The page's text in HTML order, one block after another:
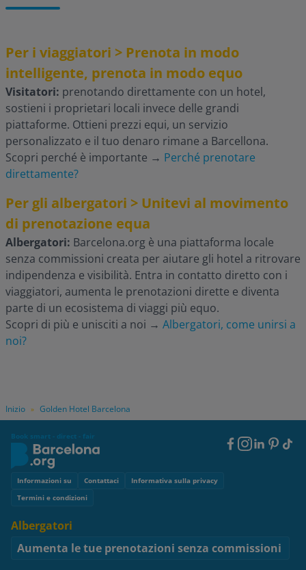
Inizio » Golden Hotel Barcelona
Per i viaggiatori > Prenota in modo
intelligente, prenota in modo equo
Visitatori: prenotando direttamente con un hotel,
sostieni i proprietari locali invece delle grandi
piattaforme. Ottieni prezzi equi, un servizio
personalizzato e il tuo denaro rimane a Barcellona.
Scopri perché è importante → Perché prenotare
direttamente?
Per gli albergatori > Unitevi al movimento
di prenotazione equa
Albergatori: Barcelona.org è una piattaforma locale
senza commissioni creata per aiutare gli hotel a ritrovare
indipendenza e visibilità. Entra in contatto diretto con i
viaggiatori, aumenta le prenotazioni dirette e diventa
parte di un ecosistema di viaggi più equo.
Scopri di più e unisciti a noi → Albergatori, come unirsi a
noi?
Book smart - direct - fair
Footer
Social
Footer
Informazioni su Contattaci
Informativa sulla privacy
Termini e condizioni
Albergatori
Aumenta le tue prenotazioni senza commissioni